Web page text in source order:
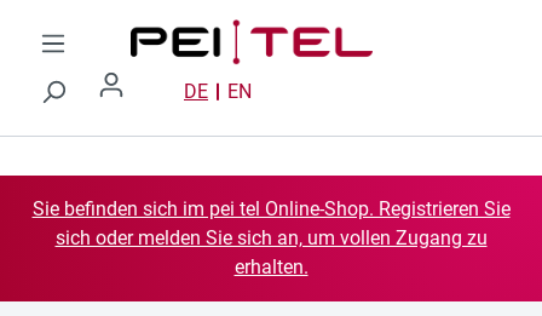
Zum Hauptinhalt springen
DE EN
Sie befinden sich im pei tel Online-Shop. Registrieren Sie
sich oder melden Sie sich an, um vollen Zugang zu
erhalten.